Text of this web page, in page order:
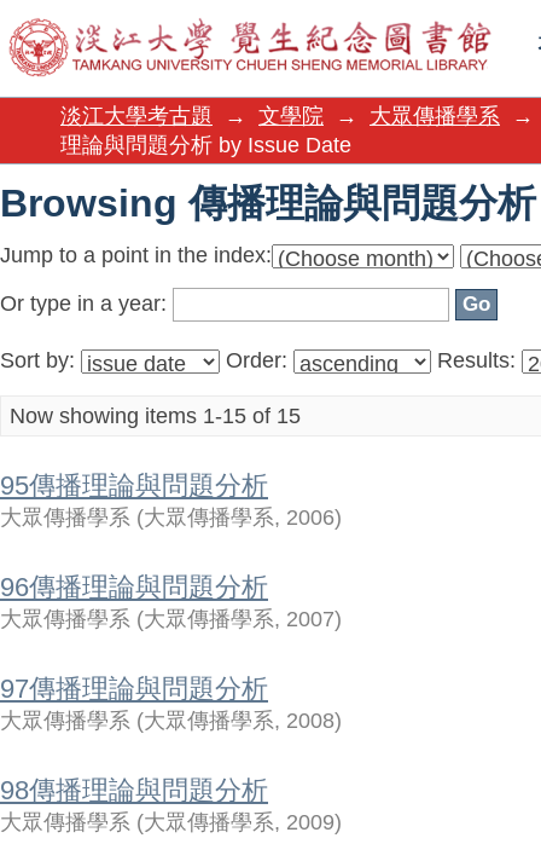
Browsing 傳播理論與問題分
淡江大學考古題 → 文學院 → 大眾傳播學系
→
理論與問題分析 by Issue Date
Browsing 傳播理論與問題分
Jump to a point in the index:
Or type in a year:
Sort by: Order: Results:
Now showing items 1-15 of 15
95傳播理論與問題分析
大眾傳播學系 (大眾傳播學系, 2006)
96傳播理論與問題分析
大眾傳播學系 (大眾傳播學系, 2007)
97傳播理論與問題分析
大眾傳播學系 (大眾傳播學系, 2008)
98傳播理論與問題分析
大眾傳播學系 (大眾傳播學系, 2009)